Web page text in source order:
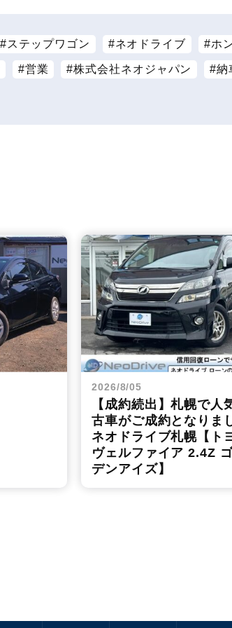
ステップワゴン ネオドライブ ホ
営業 株式会社ネオジャパン 納
2026/8/05
【成約続出】札幌で人
古車がご成約となりま
ネオドライブ札幌【ト
ヴェルファイア 2.4Z
デンアイズ】